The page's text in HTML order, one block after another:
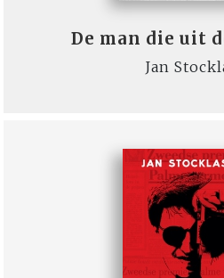
De man die uit
Jan